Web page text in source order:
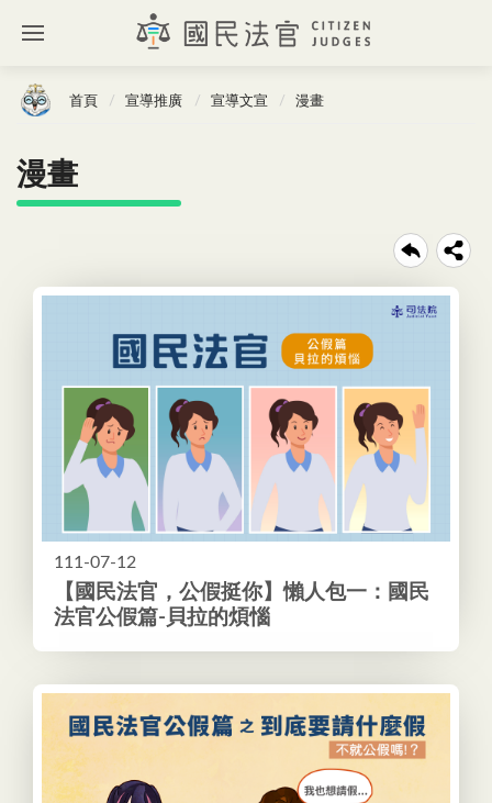
首頁 宣導推廣 宣導文宣 漫畫
漫畫
111-07-12
【國民法官，公假挺你】懶人包一：國民
法官公假篇-貝拉的煩惱